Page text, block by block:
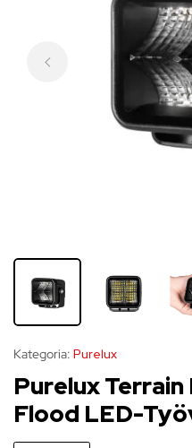
Kategoria: Purelux
Purelux Terrain
Flood LED-